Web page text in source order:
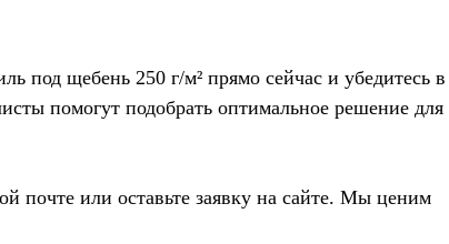
под щебень 250 г/м² прямо сейчас и убедитесь в
помогут подобрать оптимальное решение для
почте или оставьте заявку на сайте. Мы ценим